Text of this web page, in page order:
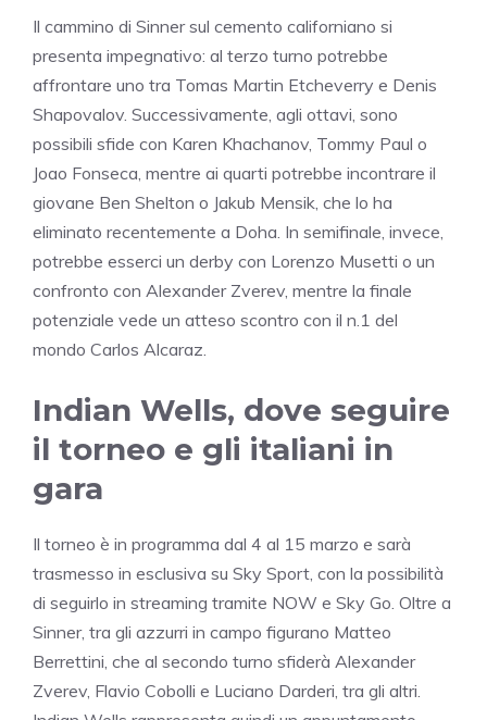
Il cammino di Sinner sul cemento californiano si
presenta impegnativo: al terzo turno potrebbe
affrontare uno tra Tomas Martin Etcheverry e Denis
Shapovalov. Successivamente, agli ottavi, sono
possibili sfide con Karen Khachanov, Tommy Paul o
Joao Fonseca, mentre ai quarti potrebbe incontrare il
giovane Ben Shelton o Jakub Mensik, che lo ha
eliminato recentemente a Doha. In semifinale, invece,
potrebbe esserci un derby con Lorenzo Musetti o un
confronto con Alexander Zverev, mentre la finale
potenziale vede un atteso scontro con il n.1 del
mondo Carlos Alcaraz.
Indian Wells, dove seguire
il torneo e gli italiani in
gara
Il torneo è in programma dal 4 al 15 marzo e sarà
trasmesso in esclusiva su Sky Sport, con la possibilità
di seguirlo in streaming tramite NOW e Sky Go. Oltre a
Sinner, tra gli azzurri in campo figurano Matteo
Berrettini, che al secondo turno sfiderà Alexander
Zverev, Flavio Cobolli e Luciano Darderi, tra gli altri.